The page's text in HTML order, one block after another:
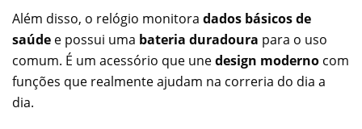
Além disso, o relógio monitora dados básicos de
saúde e possui uma bateria duradoura para o uso
comum. É um acessório que unedesign moderno com
funções que realmente ajudam na correria do dia a
dia.